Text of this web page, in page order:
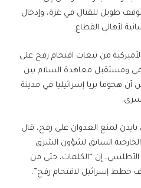
طويل للقتال في غزة، وإدخال
لأهالي القطاع.
من تبعات اقتحام رفح على
ومستقبل معاهدة السلام بين
هجوما بريا إسرائيليا في مدينة
لمنع العدوان على رفح، قال
السابق لشؤون الشرق
الأطلسي، إن “الكلمات، حتى من
خطط إسرائيل لاقتحام رفح”.